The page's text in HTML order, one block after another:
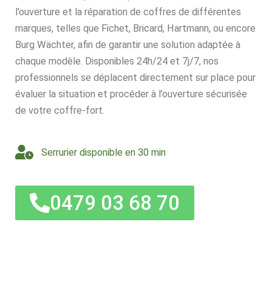
l’ouverture et la réparation de coffres de différentes
marques, telles que Fichet, Bricard, Hartmann, ou encore
Burg Wächter, afin de garantir une solution adaptée à
chaque modèle. Disponibles 24h/24 et 7j/7, nos
professionnels se déplacent directement sur place pour
évaluer la situation et procéder à l’ouverture sécurisée
de votre coffre-fort.
Serrurier disponible en 30 min
0479 03 68 70